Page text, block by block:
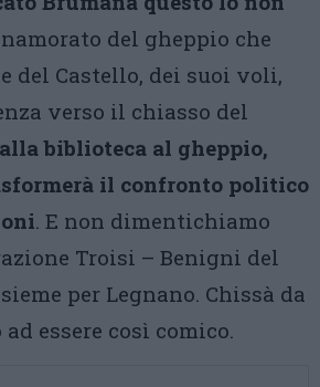
del gheppio che
del Castello, dei suoi voli,
verso il chiasso del
biblioteca al gheppio,
il confronto politico
. E non dimentichiamo
Troisi – Benigni del
per Legnano. Chissà da
essere così comico.